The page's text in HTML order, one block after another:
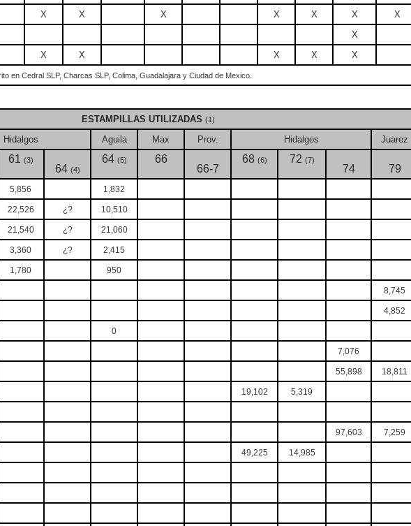
X X X X X X
X
X
X X X X X
en Cedral SLP, Charcas SLP, Colima, Guadalajara y Ciudad de Mexico.
ESTAMPILLAS UTILIZADAS (1)
Hidalgos Aguila Max Prov. Hidalgos Juarez
61 (3)
64 (4)
64 (5) 66
66-7
68 (6) 72 (7)
74 79
5,856 1,832
22,526 ¿? 10,510
21,540 ¿? 21,060
3,360 ¿? 2,415
1,780 950
8,745
4,852
0
7,076
55,898 18,811
19,102 5,319
97,603 7,259
49,225 14,985